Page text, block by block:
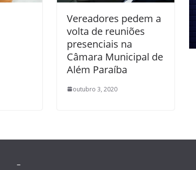
Vereadores pedem a
volta de reuniões
presenciais na
Câmara Municipal de
Além Paraíba
outubro 3, 2020
–